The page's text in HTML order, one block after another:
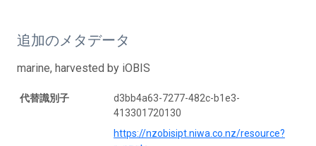
追加のメタデータ
marine, harvested by iOBIS
代替識別子
d3bb4a63-7277-482c-b1e3-
413301720130
https://nzobisipt.niwa.co.nz/resource?